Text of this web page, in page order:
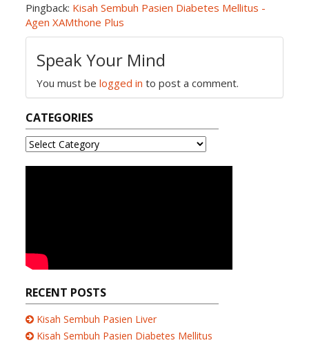
Pingback: Kisah Sembuh Pasien Diabetes Mellitus -
Agen XAMthone Plus
Speak Your Mind
You must belogged in to post a comment.
CATEGORIES
C
e
s
RECENT POSTS
Kisah Sembuh Pasien Liver
Kisah Sembuh Pasien Diabetes Mellitus